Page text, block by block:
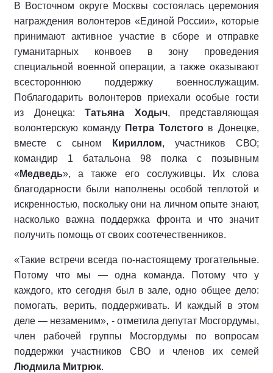
В Восточном округе Москвы состоялась церемония
награждения волонтеров «Единой России», которые
принимают активное участие в сборе и отправке
гуманитарных конвоев в зону проведения
специальной военной операции, а также оказывают
всестороннюю поддержку военнослужащим.
Поблагодарить волонтеров приехали особые гости
из Донецка: Татьяна Ходыч, представляющая
волонтерскую команду Петра Толстогов Донецке,
вместе с сыном
Кириллом, участников СВО;
командир 1 батальона 98 полка с позывным
« Медведь», а также его сослуживцы. Их слова
благодарности были наполнены особой теплотой и
искренностью, поскольку они на личном опыте знают,
насколько важна поддержка фронта и что значит
получить помощь от своих соотечественников.
«Такие встречи всегда по-настоящему трогательные.
Потому что мы — одна команда. Потому что у
каждого, кто сегодня был в зале, одно общее дело:
помогать, верить, поддерживать. И каждый в этом
деле — незаменим», - отметила депутат Мосгордумы,
член рабочей группы Мосгордумы по вопросам
поддержки участников СВО и членов их семей
Людмила Митрюк.